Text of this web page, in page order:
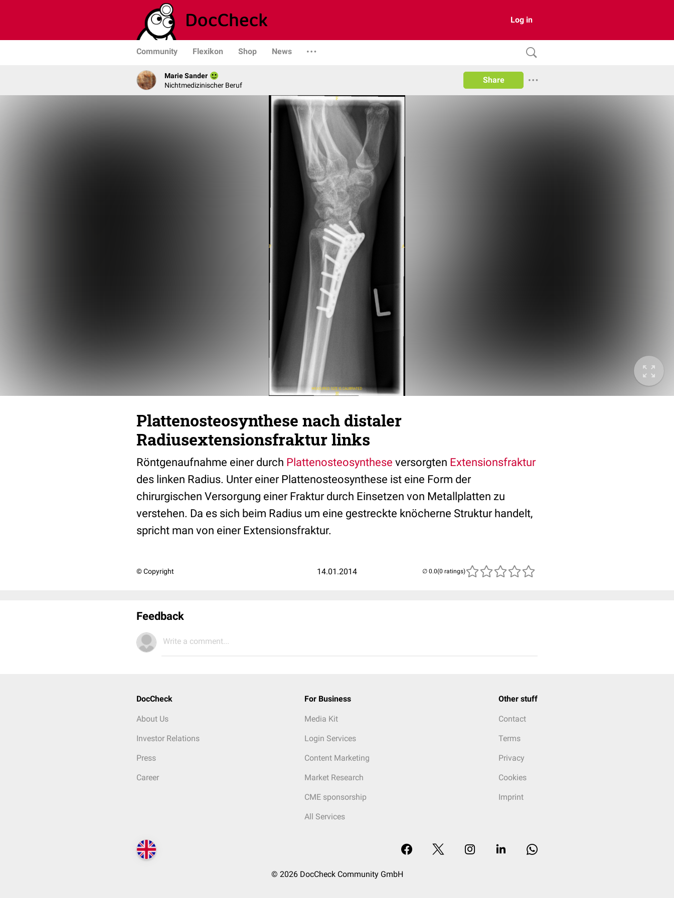
Log in
Community Flexikon Shop News
Marie Sander
Nichtmedizinischer Beruf
Share
Plattenosteosynthese nach distaler
Radiusextensionsfraktur links
Röntgenaufnahme einer durch Plattenosteosynthese versorgten Extensionsfraktur
des linken Radius. Unter einer Plattenosteosynthese ist eine Form der
chirurgischen Versorgung einer Fraktur durch Einsetzen von Metallplatten zu
verstehen. Da es sich beim Radius um eine gestreckte knöcherne Struktur handelt,
spricht man von einer Extensionsfraktur.
© Copyright 14.01.2014 (0 ratings)
Feedback
Write a comment...
DocCheck
About Us
Investor Relations
Press
Career
For Business
Media Kit
Login Services
Content Marketing
Market Research
CME sponsorship
All Services
Other stuff
Contact
Terms
Privacy
Cookies
Imprint
© 2026 DocCheck Community GmbH